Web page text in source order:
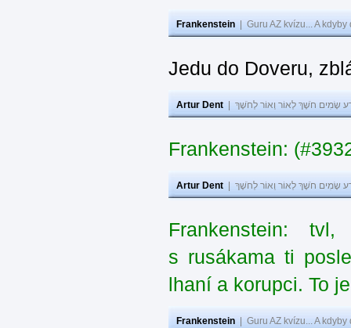
Frankenstein Guru AZ kvízu... A
Jedu do Doveru,
Artur Dent שָׂמִים חֹשֶׁךְ לְאוֹר וְאוֹר לְחֹשֶׁךְ
Frankenstein:
Artur Dent שָׂמִים חֹשֶׁךְ לְאוֹר וְאוֹר לְחֹשֶׁךְ
Frankenstein:
s rusákama ti
lhaní a korupci. To
Frankenstein Guru AZ kvízu... A